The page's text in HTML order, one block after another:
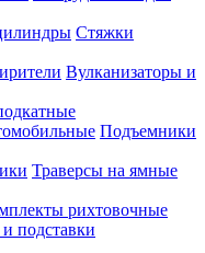
Стяжки
Вулканизаторы и
Подъемники
Траверсы на ямные
рихтовочные
подставки